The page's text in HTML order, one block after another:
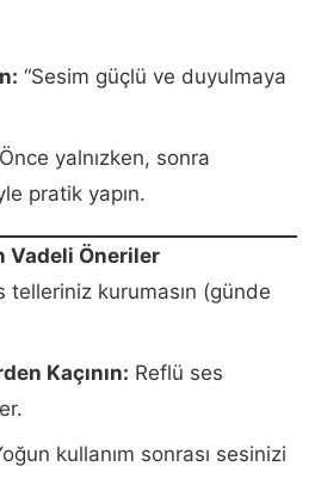
“Sesim güçlü ve duyulmaya
Önce yalnızken, sonra
pratik yapın.
Vadeli Öneriler
telleriniz kurumasın (günde
Kaçının: Reflü ses
kullanım sonrası sesinizi